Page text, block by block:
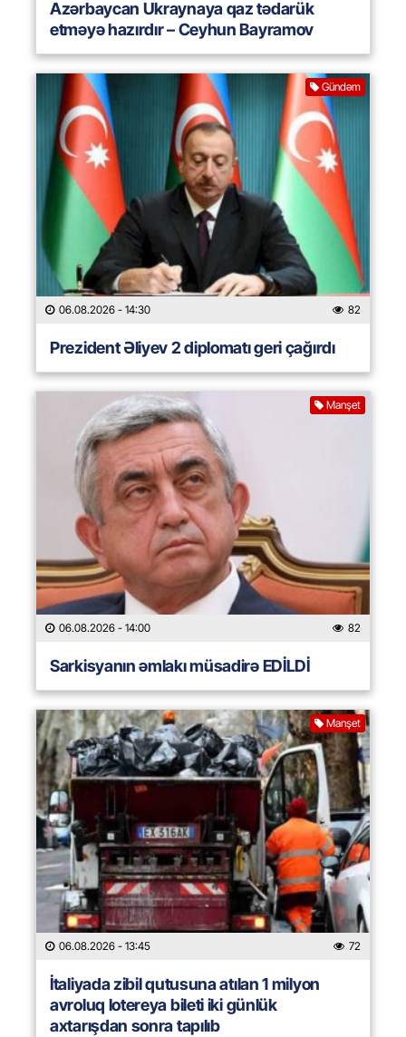
Azərbaycan Ukraynaya qaz tədarük
etməyə hazırdır – Ceyhun Bayramov
Gündəm
06.08.2026 - 14:30 82
Prezident Əliyev 2 diplomatı geri çağırdı
Manşet
06.08.2026 - 14:00 82
Sarkisyanın əmlakı müsadirə EDİLDİ
Manşet
06.08.2026 - 13:45 72
İtaliyada zibil qutusuna atılan 1 milyon
avroluq lotereya bileti iki günlük
axtarışdan sonra tapılıb